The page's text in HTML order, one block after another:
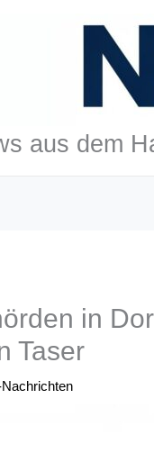
aus dem
in
Taser